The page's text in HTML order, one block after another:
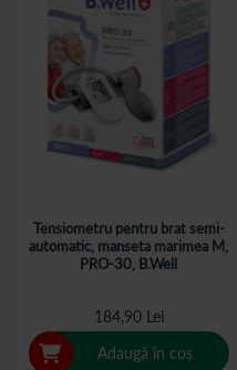
Tensiometru pentru brat semi-
automatic, manseta marimea M,
PRO-30, B.Well
184,90 Lei
Adaugă în coș